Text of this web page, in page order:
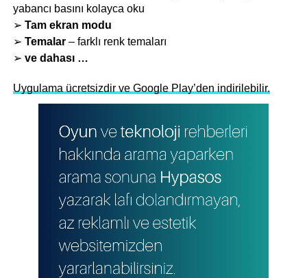
yabancı basını kolayca oku
➢ Tam ekran modu
➢ Temalar– farklı renk temaları
➢ ve dahası …
Uygulama ücretsizdir ve Google Play’den indirilebilir.